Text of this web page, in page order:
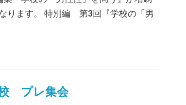
ります。 特別編 第3回『学校の「男
プレ集会